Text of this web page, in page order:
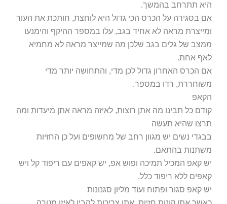
היא תתרחב בהמשך.
אם בסגירה על הכרס הכי גדול היא לוחצת, חותכת את העור
ומייצרת מראה לא אחיד בגב, עלו במספר ההיקף והימנעו
ממצב של גלים בגב שלכן מה שמייצר מראה לא מחמיא
לאף אחת.
אם הכרס האחרון גדול לכן מדי, והתחושה יותר מדי
משוחררת, רדו במספר.
הקאפ
קודם כל תבינו מה אתן רוצות, לאיזה מראה אתן מיעדות ומה
תרצו שהיא תעשה
בבגדי נשים יש מגוון רחב של מחשופים ועל כן החזיות
משתנות בהתאם.
יש קאפ המכיל תמיכה ופוש אפ, יש קאפים עם ריפוד קל ויש
קאפים ללא ריפוד כלל.
יש קאפ סגור ופתוח ועוד מליון סגנונות